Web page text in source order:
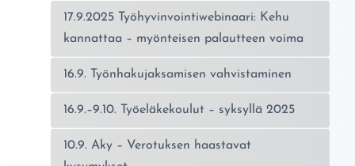
17.9.2025 Työhyvinvointiwebinaari: Kehu
kannattaa – myönteisen palautteen voima
16.9. Työnhakujaksamisen vahvistaminen
16.9.–9.10. Työeläkekoulut – syksyllä 2025
10.9. Aky – Verotuksen haastavat